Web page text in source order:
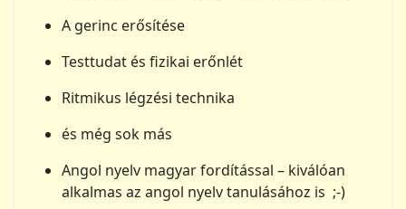
A gerinc erősítése
Testtudat és fizikai erőnlét
Ritmikus légzési technika
és még sok más
Angol nyelv magyar fordítással – kiválóan
alkalmas az angol nyelv tanulásához is ;-)